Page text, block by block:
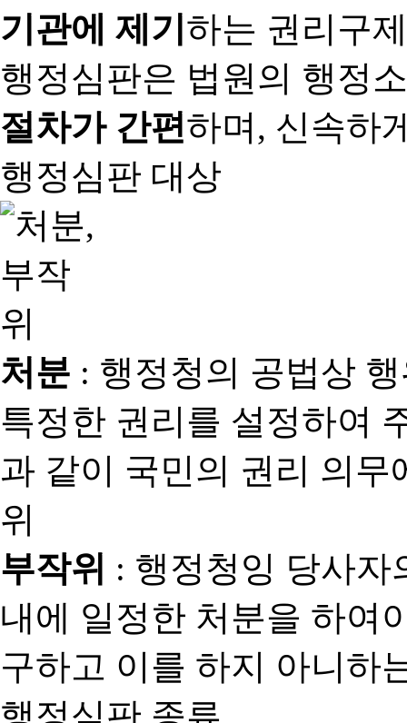
기관에 제기하는 권리구
행정심판은 법원의 행정
절차가 간편하며, 신속하
행정심판 대상
처분 : 행정청의 공법상
특정한 권리를 설정하여
과 같이 국민의 권리 의
위
부작위 : 행정청잉 당사자
내에 일정한 처분을 하여
구하고 이를 하지 아니하